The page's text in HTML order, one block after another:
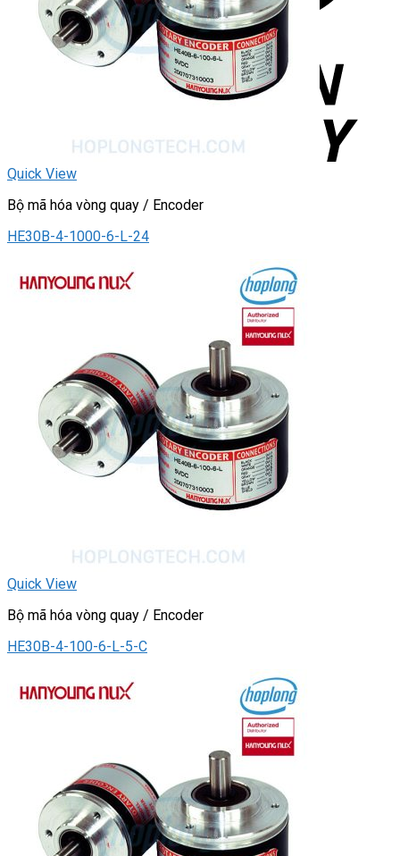
Quick View
Bộ mã hóa vòng quay / Encoder
HE30B-4-1000-6-L-24
Quick View
Bộ mã hóa vòng quay / Encoder
HE30B-4-100-6-L-5-C